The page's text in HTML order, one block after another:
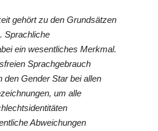
gehört zu den Grundsätzen
Sprachliche
ein wesentliches Merkmal.
Sprachgebrauch
den Gender Star bei allen
um alle
Abweichungen